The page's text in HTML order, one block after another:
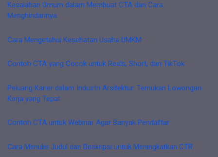
Kesalahan Umum dalam Membuat CTA dan Cara
Menghindarinya
Cara Mengetahui Kesehatan Usaha UMKM
Contoh CTA yang Cocok untuk Reels, Short, dan TikTok
Peluang Karier dalam Industri Arsitektur: Temukan Lowongan
Kerja yang Tepat
Contoh CTA untuk Webinar Agar Banyak Pendaftar
Cara Menulis Judul dan Deskripsi untuk Meningkatkan CTR